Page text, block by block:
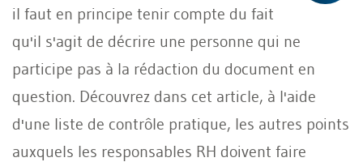
il faut en principe tenir compte du fait
qu'il s'agit de décrire une personne qui ne
participe pas à la rédaction du document en
question. Découvrez dans cet article, à l'aide
d'une liste de contrôle pratique, les autres points
auxquels les responsables RH doivent faire